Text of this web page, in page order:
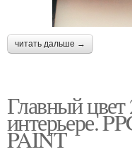
читать дальше →
Главный цвет
интерьере.
PAINT